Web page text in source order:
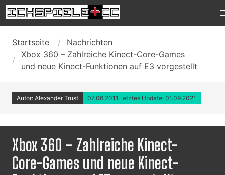
Startseite
Nachrichten
Xbox 360 – Zahlreiche Kinect-Core-Games
und neue Kinect-Funktionen auf E3 vorgestellt
Autor: Alexander Trust 07.06.2011, letztes Update: 01.09.2021
Xbox 360 – Zahlreiche Kinect-
Core-Games und neue Kinect-